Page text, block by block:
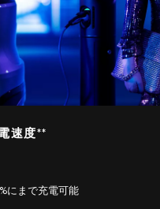
速度**
にまで充電可能